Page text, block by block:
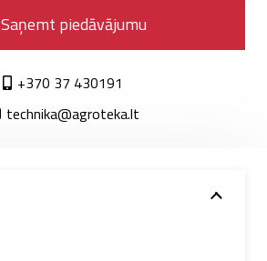
Saņemt piedāvājumu
+370 37 430191
technika@agroteka.lt